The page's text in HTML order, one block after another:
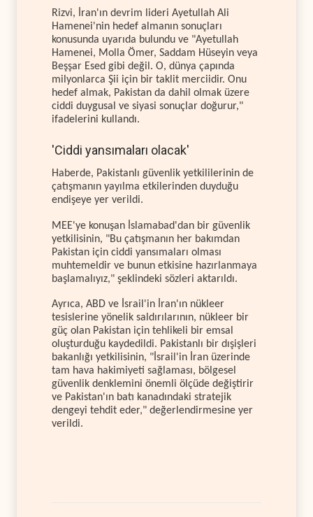
Rizvi, İran'ın devrim lideri Ayetullah Ali
Hamenei'nin hedef almanın sonuçları
konusunda uyarıda bulundu ve "Ayetullah
Hamenei, Molla Ömer, Saddam Hüseyin veya
Beşşar Esed gibi değil. O, dünya çapında
milyonlarca Şii için bir taklit merciidir. Onu
hedef almak, Pakistan da dahil olmak üzere
ciddi duygusal ve siyasi sonuçlar doğurur,"
ifadelerini kullandı.
'Ciddi yansımaları olacak'
Haberde, Pakistanlı güvenlik yetkililerinin de
çatışmanın yayılma etkilerinden duyduğu
endişeye yer verildi.
MEE'ye konuşan İslamabad'dan bir güvenlik
yetkilisinin, "Bu çatışmanın her bakımdan
Pakistan için ciddi yansımaları olması
muhtemeldir ve bunun etkisine hazırlanmaya
başlamalıyız," şeklindeki sözleri aktarıldı.
Ayrıca, ABD ve İsrail'in İran'ın nükleer
tesislerine yönelik saldırılarının, nükleer bir
güç olan Pakistan için tehlikeli bir emsal
oluşturduğu kaydedildi. Pakistanlı bir dışişleri
bakanlığı yetkilisinin, "İsrail'in İran üzerinde
tam hava hakimiyeti sağlaması, bölgesel
güvenlik denklemini önemli ölçüde değiştirir
ve Pakistan'ın batı kanadındaki stratejik
dengeyi tehdit eder," değerlendirmesine yer
verildi.